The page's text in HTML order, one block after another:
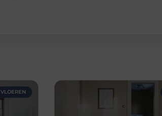
VLOEREN